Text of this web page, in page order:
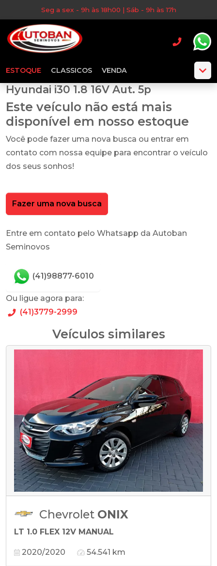
Seg a sex - 9h às 18h00 | Sáb - 9h às 17h
ESTOQUE CLASSICOS VENDA
Hyundai i30 1.8 16V Aut. 5p
Este veículo não está mais
disponível em nosso estoque
Você pode fazer uma nova busca ou entrar em
contato com nossa equipe para encontrar o veículo
dos seus sonhos!
Fazer uma nova busca
Entre em contato pelo Whatsapp da Autoban
Seminovos
(41)98877-6010
Ou ligue agora para:
(41)3779-2999
Veículos similares
Chevrolet ONIX
LT 1.0 FLEX 12V MANUAL
2020/2020 54.541 km